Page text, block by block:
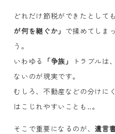
どれだけ節税ができたとして
が何を継ぐか」 で揉めてしま
う。
いわゆる
「争族」
トラブルは
ないのが現実です。
むしろ、不動産などの分けに
はこじれやすいことも..。
そこで重要になるのが、 遺言